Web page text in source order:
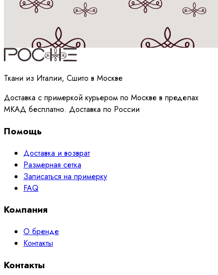
Принимаюполитикуобработки данных
Ткани из Италии, Сшито в Москве
Доставка с примеркой курьером по Москве в пределах
МКАД бесплатно. Доставка по России
Помощь
Доставка и возврат
Размерная сетка
Записаться на примерку
FAQ
Компания
О бренде
Контакты
Контакты